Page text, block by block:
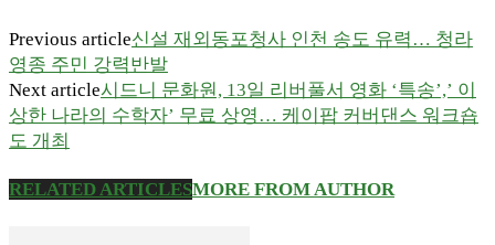
Previous article신설 재외동포청사 인천 송도 유력… 청라
영종 주민 강력반발
Next article시드니 문화원, 13일 리버풀서 영화 ‘특송’,’ 이
상한 나라의 수학자’ 무료 상영… 케이팝 커버댄스 워크숍
도 개최
RELATED ARTICLESMORE FROM AUTHOR